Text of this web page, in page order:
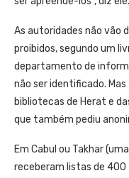
As autoridades não vão
proibidos, segundo um
departamento de
não ser identificado.
bibliotecas de Herat e
que também pediu
Em Cabul ou Takhar
receberam listas de